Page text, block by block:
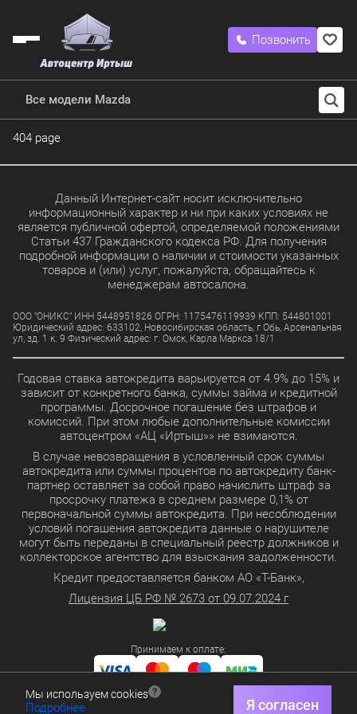
Позвонить
Все модели Mazda
404 page
Данный Интернет-сайт носит исключительно
информационный характер и ни при каких условиях не
является публичной офертой, определяемой положениями
Статьи 437 Гражданского кодекса РФ. Для получения
подробной информации о наличии и стоимости указанных
товаров и (или) услуг, пожалуйста, обращайтесь к
менеджерам автосалона.
ООО "ОНИКС" ИНН 5448951826 ОГРН: 1175476119939 КПП: 544801001
Юридический адрес: 633102, Новосибирская область, г Обь, Арсенальная
ул, зд. 1 к. 9 Физический адрес: г. Омск, Карла Маркса 18/1
Годовая ставка автокредита варьируется от 4.9% до 15% и
зависит от конкретного банка, суммы займа и кредитной
программы. Досрочное погашение без штрафов и
комиссий. При этом любые дополнительные комиссии
автоцентром «АЦ «Иртыш»» не взимаются.
В случае невозвращения в условленный срок суммы
автокредита или суммы процентов по автокредиту банк-
партнер оставляет за собой право начислить штраф за
просрочку платежа в среднем размере 0,1% от
первоначальной суммы автокредита. При несоблюдении
условий погашения автокредита данные о нарушителе
могут быть переданы в специальный реестр должников и
коллекторское агентство для взыскания задолженности.
Кредит предоставляется банком АО «Т-Банк»,
Лицензия ЦБ РФ № 2673 от 09.07.2024 г
Принимаем к оплате:
Политика в отношении обработки персональных данных
Мы используем cookies
Подробнее Я согласен